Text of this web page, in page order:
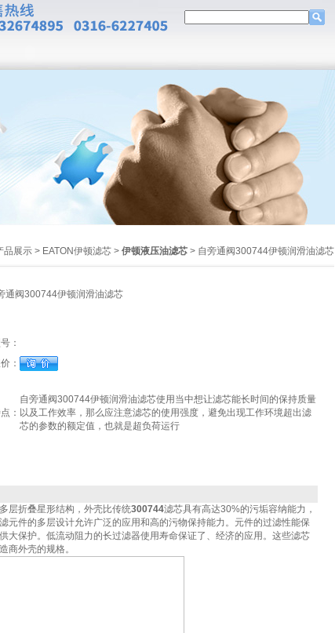
品展示 > EATON伊顿滤芯 > 伊顿液压油滤芯 > 自旁通阀300744伊顿润滑油滤芯
通阀300744伊顿润滑油滤芯
：
：
：
自旁通阀300744伊顿润滑油滤芯使用当中想让滤芯能长时间的保持质量
以及工作效率，那么应注意滤芯的使用强度，避免出现工作环境超出滤
芯的参数的额定值，也就是超负荷运行
层折叠星形结构，外壳比传统300744滤芯具有高达30%的污垢容纳能力，
元件的多层设计允许广泛的应用和高的污物保持能力。元件的过滤性能保
大保护。低流动阻力的长过滤器使用寿命保证了、经济的应用。这些滤芯
商外壳的规格。